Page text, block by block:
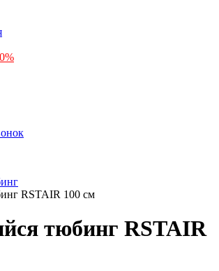
RSTAIR 100 см
тюбинг RSTAIR